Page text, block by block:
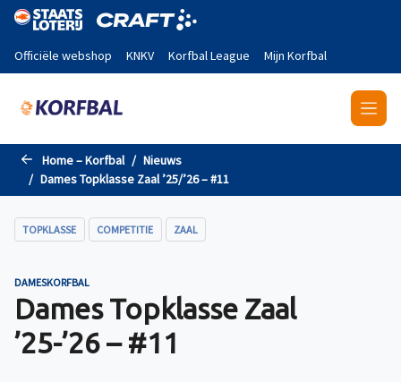
Naar de hoofdinhoud gaan
Officiële webshop KNKV Korfbal League Mijn Korfbal
Home – Korfbal
Nieuws
Dames Topklasse Zaal ’25/’26 – #11
TOPKLASSE COMPETITIE ZAAL
DAMESKORFBAL
Dames Topklasse Zaal
’25-’26 – #11